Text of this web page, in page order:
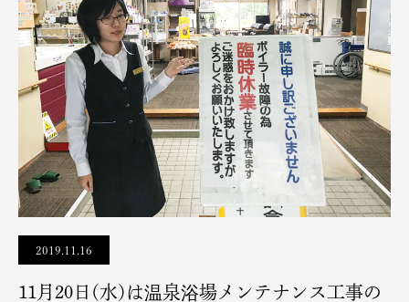
2019.11.16
11月20日(水)は温泉浴場メンテナンス工事の